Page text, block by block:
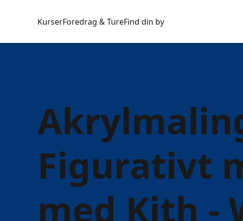
KurserForedrag & TureFind din by
Figurativt
med Kith -